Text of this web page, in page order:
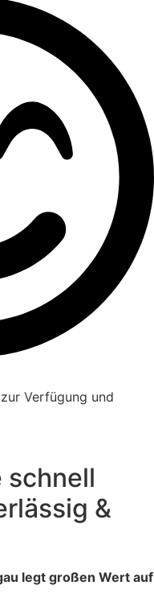
Verfügung und
schnell
&
legt großen Wert auf